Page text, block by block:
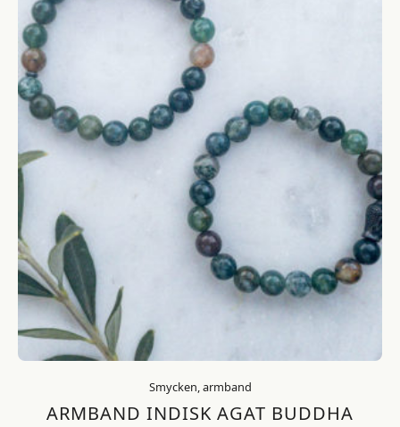
Smycken, armband
ARMBAND INDISK AGAT BUDDHA